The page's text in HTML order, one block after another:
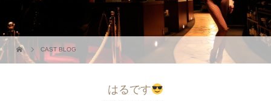
CAST BLOG
はるです